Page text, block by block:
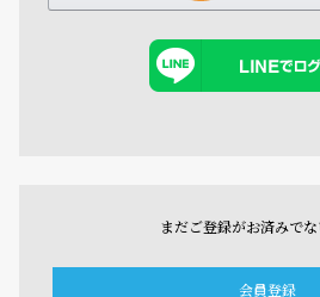
まだご登録がお済みで
会員登録